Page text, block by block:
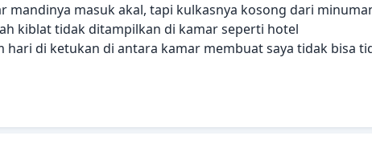
mandinya masuk akal, tapi kulkasnya kosong dari
kiblat tidak ditampilkan di kamar seperti hotel
hari di ketukan di antara kamar membuat saya tidak bisa